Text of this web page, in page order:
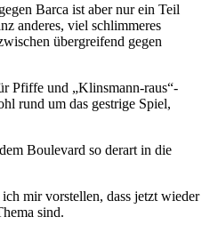
Barca ist aber nur ein Teil
anderes, viel schlimmeres
übergreifend gegen
Pfiffe und „Klinsmann-raus“-
rund um das gestrige Spiel,
Boulevard so derart in die
mir vorstellen, dass jetzt wieder
sind.